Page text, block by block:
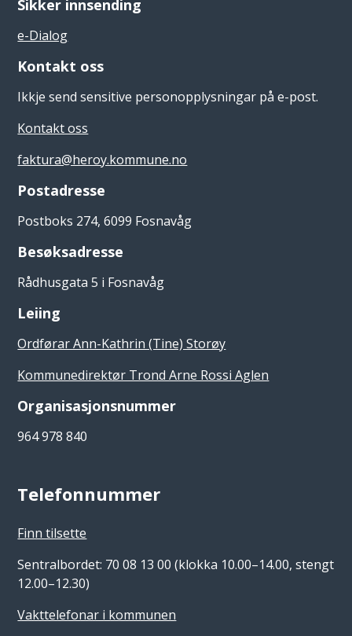
Sikker innsending
e-Dialog
Kontakt oss
Ikkje send sensitive personopplysningar på e-post.
Kontakt oss
faktura@heroy.kommune.no
Postadresse
Postboks 274, 6099 Fosnavåg
Besøksadresse
Rådhusgata 5 i Fosnavåg
Leiing
Ordførar Ann-Kathrin (Tine) Storøy
Kommunedirektør Trond Arne Rossi Aglen
Organisasjonsnummer
964 978 840
Telefonnummer
Finn tilsette
Sentralbordet: 70 08 13 00 (klokka 10.00–14.00, stengt
12.00–12.30)
Vakttelefonar i kommunen